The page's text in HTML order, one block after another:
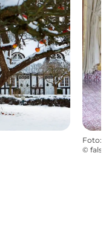
Foto:
©